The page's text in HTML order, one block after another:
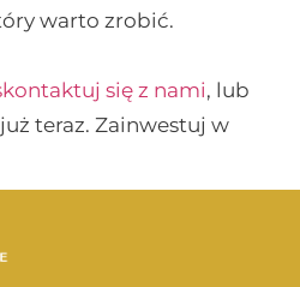
warto zrobić.
się z nami, lub
teraz. Zainwestuj w